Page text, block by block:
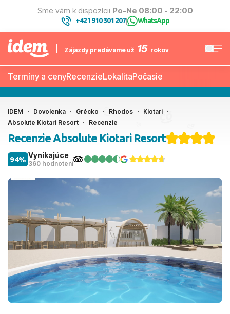
Sme vám k dispozícii Po-Ne 08:00 - 22:00
+421 910 301 207| WhatsApp
Zájazdy predávame už 15 rokov
Termíny a cenyRecenzieLokalitaPočasie
IDEM Dovolenka Grécko Rhodos
Kiotari
Absolute Kiotari Resort
Recenzie
Recenzie Absolute Kiotari Resort
Vynikajúce
360 hodnotení
94%